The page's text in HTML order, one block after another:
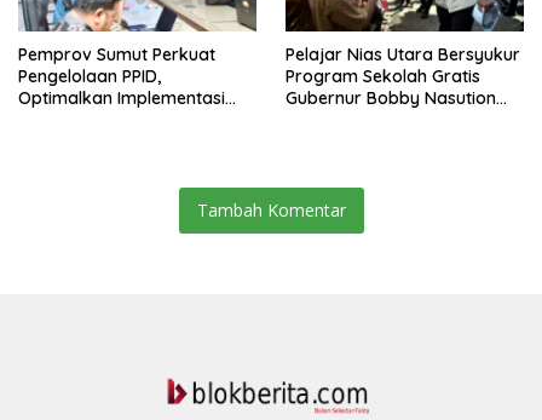
Pemprov Sumut Perkuat
Pengelolaan PPID,
Optimalkan Implementasi
Pelajar Nias Utara Bersyukur
Program Sekolah Gratis
Gubernur Bobby Nasution
Tambah Komentar